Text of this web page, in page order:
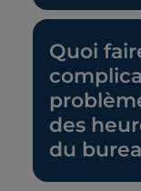
Quoi
des
du